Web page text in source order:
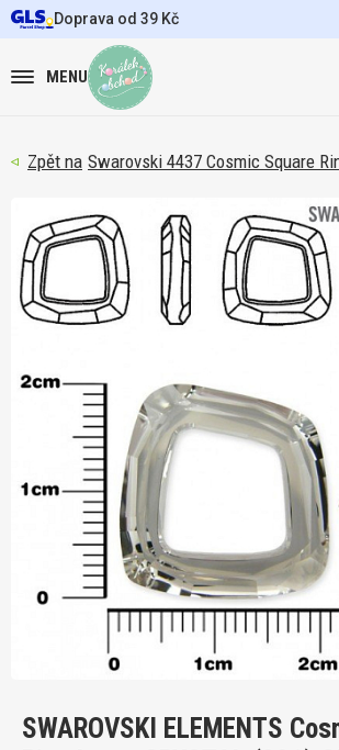
Doprava od 39 Kč
MENU
Swarovski 4437 Cosmic Square
SWAROVSKI ELEMENTS